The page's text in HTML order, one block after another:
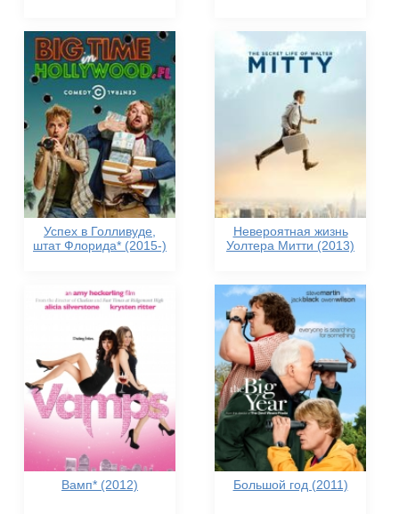
Успех в Голливуде,
штат Флорида* (2015-)
Невероятная жизнь
Уолтера Митти (2013)
Вамп* (2012) Большой год (2011)